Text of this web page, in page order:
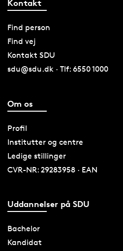
Kontakt
Find person
Find vej
Kontakt SDU
sdu@sdu.dk · Tlf: 6550 1000
Om os
Profil
Institutter og centre
Ledige stillinger
CVR-NR: 29283958 · EAN
Uddannelser på SDU
Bachelor
Kandidat